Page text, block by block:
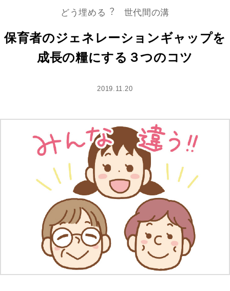
どう埋める︖ 世代間の溝
保育者のジェネレーションギャップを
成⻑の糧にする３つのコツ
2019.11.20